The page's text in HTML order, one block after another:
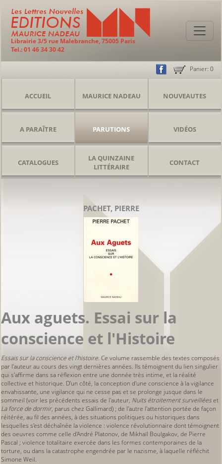
Librairie 3/5 rue Malebranche, 75005 Paris
Tel.: 01 46 34 30 42
Panier: 0
ACCUEIL MAURICE NADEAU NOUVEAUTES
A PARAÎTRE PARUTIONS VIDÉOS
CATALOGUES
LA QUINZAINE
LITTÉRAIRE
CONTACT
PACHET, PIERRE
Aux aguets. Essai sur la
conscience et l'Histoire
Essais sur la conscience et l'histoire. Ce volume rassemble des textes composés
par l'auteur au cours des vingt dernières années. Ils témoignent du lien singulier
qui s'affirme dans sa réflexion entre une donnée très intime, et la réalité
collective et historique. D'un côté, la conception d'une conscience à la vigilance
envahissante, une vigilance qui ne cesse pas et se prolonge jusque dans le
sommeil (voir les précédents essais de l'auteur, Nuits étroitement surveilléeset
La force de dormir, parus chez Gallimard) ; de l'autre l'attention portée de façon
réitérée, au fil des années, à des situations politiques ou historiques dans
lesquelles s'est déchaînée la violence : violence révolutionnaire dont témoignent
des oeuvres comme celle d'André Platonov, de Mikhaïl Boulgakov, de Pierre
Pascal ; violence totalitaire exercée dans les formes contemporaines de la
torture, ou dans la catastrophe engendrée par le nazisme, à laquelle réfléchit
Simone Weil.